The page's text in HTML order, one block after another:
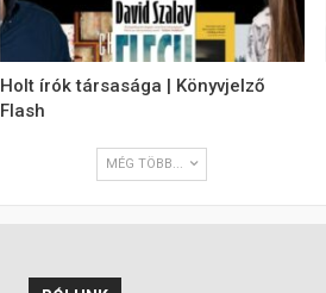
Holt írók társasága | Könyvjelző
Flash
MÉG TÖBB...